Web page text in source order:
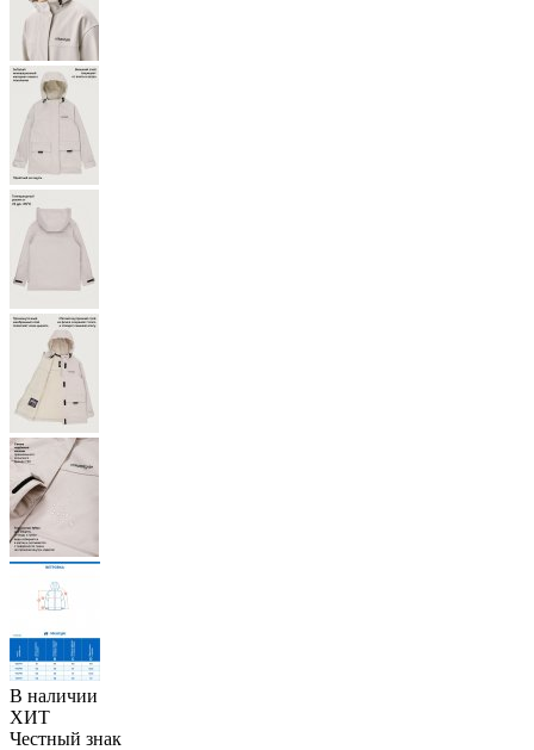
В наличии
ХИТ
Честный знак